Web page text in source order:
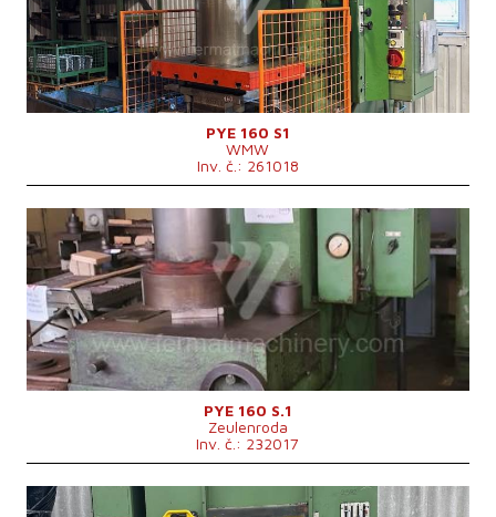
Rozměry beranu
750x450 mm
Zdvih beranu
500 mm
Zdvih spodního vyhazovače
200 mm
Výkon hlavního elektromotoru 17 kW
Hmotnost stroje
7000 kg
Rozměry d x š x v
2200x1250x3280 mm
ne
PYE 160 S1
WMW
Inv. č.: 261018
Rok výroby:
Jmenovitá tvářecí síla lisu
160 t
Rozměry pracovní plochy stolu900x630 mm
Rozměry beranu
750x450 mm
Výkon hlavního elektromotoru 15 kW
Rozměry d x š x v
2200x1250x3280 mm
Hmotnost stroje
6838 kg
Řídící systém
ne
PYE 160 S.1
Zeulenroda
Inv. č.: 232017
Rok výroby:
1978